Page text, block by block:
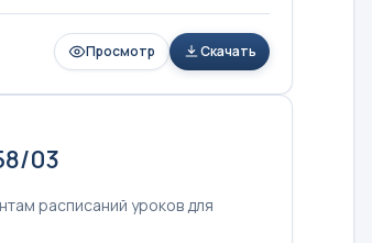
Просмотр Скачать
03
расписаний уроков для